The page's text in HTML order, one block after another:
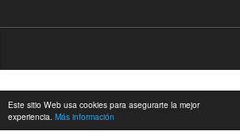
Este sitio Web usa cookies para asegurarte la mejor
experiencia. Más información